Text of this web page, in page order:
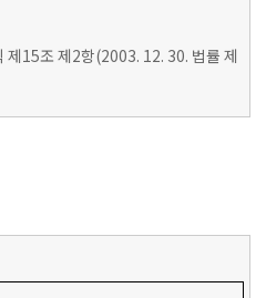
제15조 제2항(2003. 12. 30. 법률 제